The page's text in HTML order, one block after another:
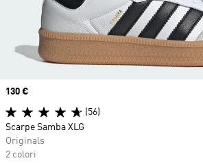
Price
130 €
(56)
Scarpe Samba XLG
Originals
2 colori